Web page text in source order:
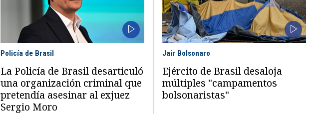
Policía de Brasil
La Policía de Brasil desarticuló
una organización criminal que
pretendía asesinar al exjuez
Sergio Moro
Jair Bolsonaro
Ejército de Brasil desaloja
múltiples "campamentos
bolsonaristas"